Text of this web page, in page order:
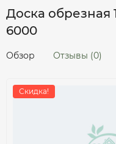
Доска обрезная
6000
Обзор Отзывы (0)
Скидка!